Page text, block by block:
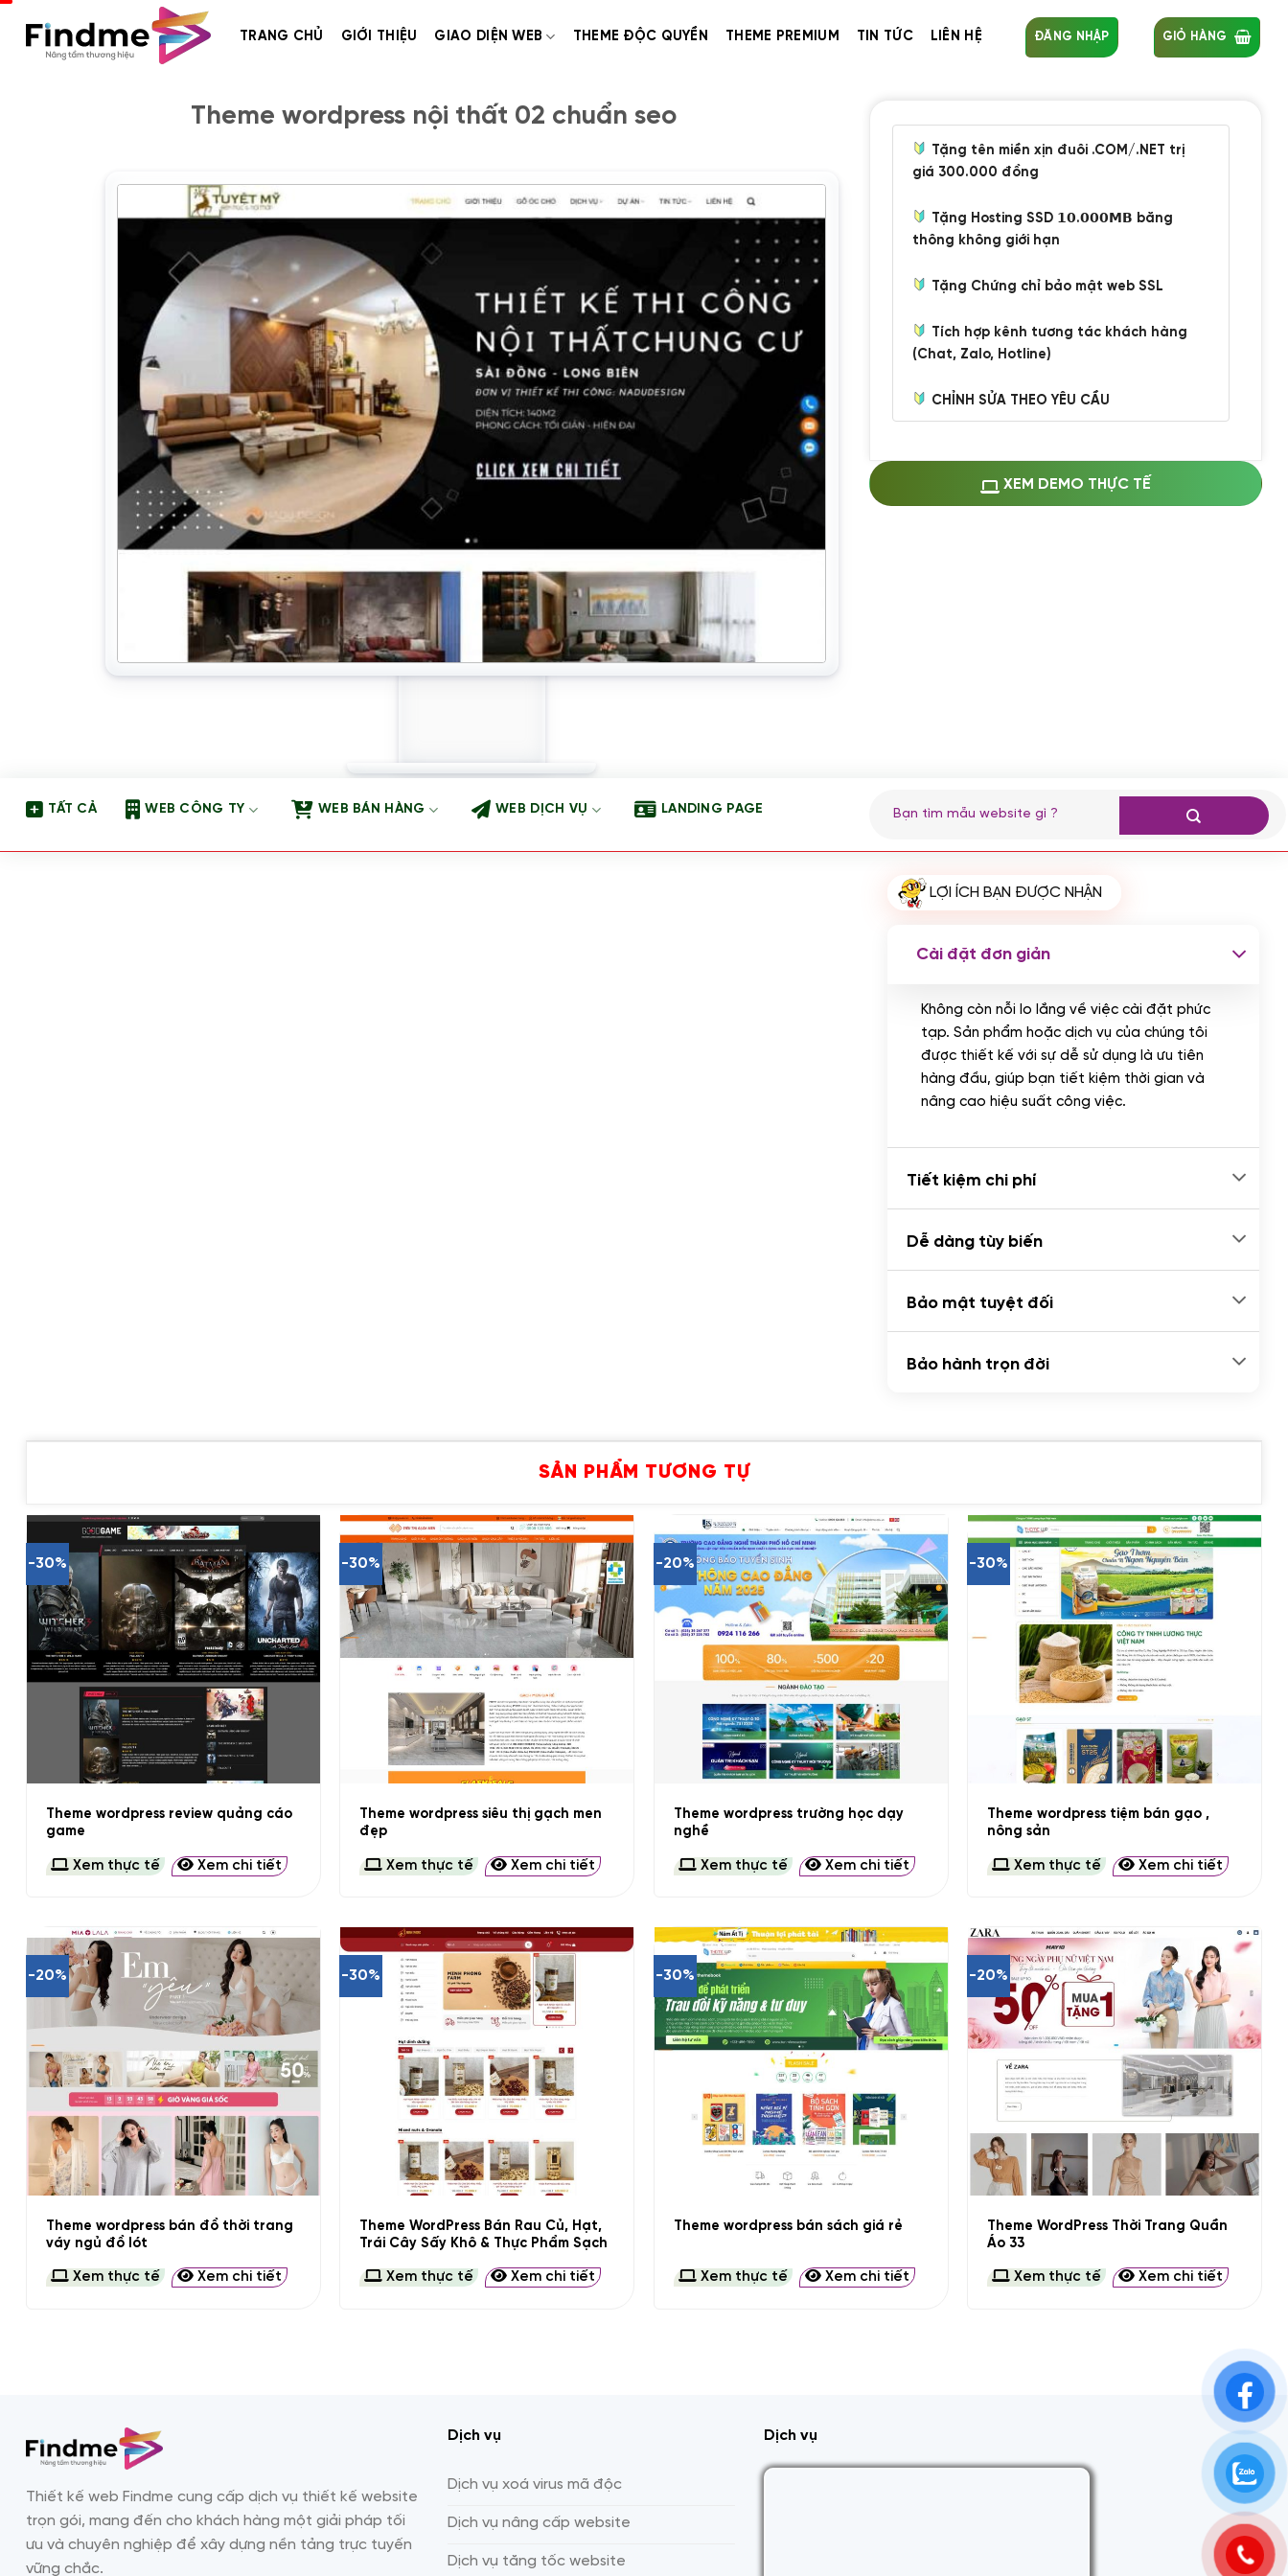
TRANG CHỦ GIỚI THIỆU GIAO DIỆN WEB THEME ĐỘC QUYỀN THEME PREMIUM TIN TỨC LIÊN HỆ ĐĂNG NHẬP GIỎ HÀNG
Theme wordpress nội thất 02 chuẩn seo
Tặng tên miền xịn đuôi .COM/.NET trị
giá 300.000 đồng
Tặng Hosting SSD 𝟭𝟬.𝟬𝟬𝟬𝗠𝗕 băng
thông không giới hạn
Tặng Chứng chỉ bảo mật web SSL
Tích hợp kênh tương tác khách hàng
(Chat, Zalo, Hotline)
CHỈNH SỬA THEO YÊU CẦU
Thay logo + thông tin doanh nghiệp
(+100.000 VND)
Cài đặt plugin theo yêu cầu
(+100.000 VND)
qua ngân hàng vietcombank,
XEM DEMO THỰC TẾ
TẤT CẢ WEB CÔNG TY WEB BÁN HÀNG WEB DỊCH VỤ LANDING PAGE
kiếm:
LỢI ÍCH BẠN ĐƯỢC NHẬN
Cài đặt đơn giản
Không còn nỗi lo lắng về việc cài đặt phức
tạp. Sản phẩm hoặc dịch vụ của chúng tôi
được thiết kế với sự dễ sử dụng là ưu tiên
hàng đầu, giúp bạn tiết kiệm thời gian và
nâng cao hiệu suất công việc.
Tiết kiệm chi phí
Dễ dàng tùy biến
Bảo mật tuyệt đối
Bảo hành trọn đời
SẢN PHẨM TƯƠNG TỰ
-30%
Theme wordpress review quảng cáo
game
Xem thực tế Xem chi tiết
-30%
Theme wordpress siêu thị gạch men
đẹp
Xem thực tế Xem chi tiết
-20%
Theme wordpress trường học dạy
nghề
Xem thực tế Xem chi tiết
-30%
Theme wordpress tiệm bán gạo ,
nông sản
Xem thực tế Xem chi tiết
-20%
+
Theme wordpress bán đồ thời trang
váy ngủ đồ lót
Xem thực tế Xem chi tiết
-30%
Theme WordPress Bán Rau Củ, Hạt,
Trái Cây Sấy Khô & Thực Phẩm Sạch
Xem thực tế Xem chi tiết
-30%
Theme wordpress bán sách giá rẻ
Xem thực tế Xem chi tiết
-20%
+
Theme WordPress Thời Trang Quần
Áo 33
Xem thực tế Xem chi tiết
Thiết kế web Findme cung cấp dịch vụ thiết kế website
trọn gói, mang đến cho khách hàng một giải pháp tối
ưu và chuyên nghiệp để xây dựng nền tảng trực tuyến
vững chắc.
Dịch vụ
Dịch vụ xoá virus mã độc
Dịch vụ nâng cấp website
Dịch vụ tăng tốc website
Dịch vụ